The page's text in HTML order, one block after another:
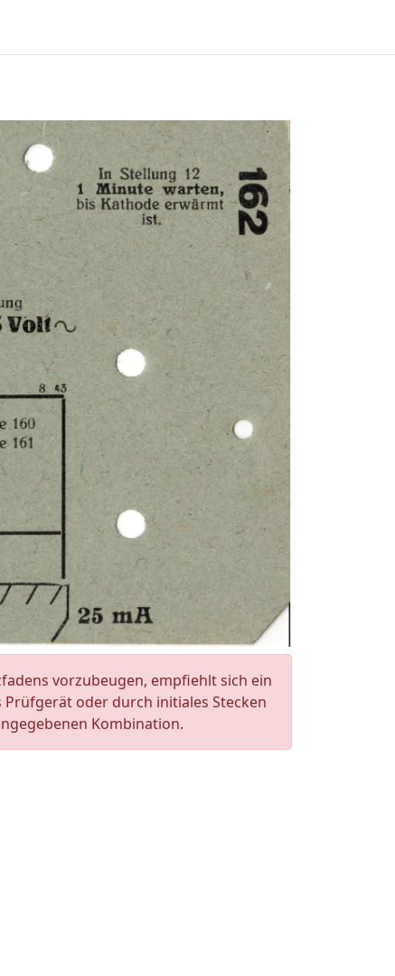
vorzubeugen, empfiehlt sich ein
oder durch initiales Stecken
Kombination.